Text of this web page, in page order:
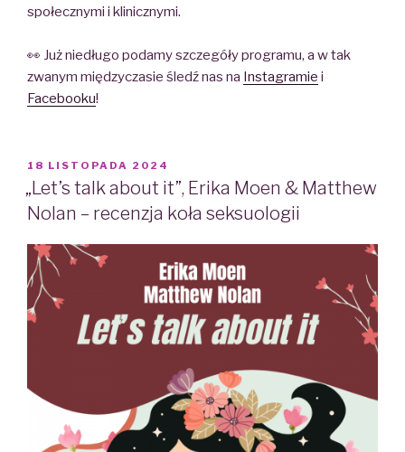
społecznymi i klinicznymi.
👀 Już niedługo podamy szczegóły programu, a w tak
zwanym międzyczasie śledź nas na Instagramie i
Facebooku!
POSTED
ON
18 LISTOPADA 2024
„Let’s talk about it”, Erika Moen & Matthew
Nolan – recenzja koła seksuologii